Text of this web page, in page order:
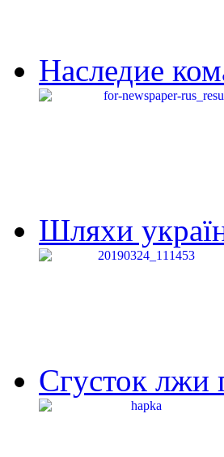
Наследие
Шляхи
Сгусток лжи